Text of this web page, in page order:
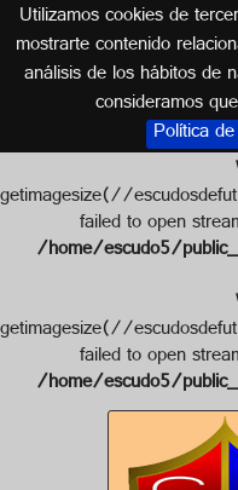
Utilizamos cookies de
mostrarte contenido
análisis de los hábitos de
consideramos
Política
Escudo de
CÁDIZ
getimagesize(//
failed to open
/home/escudo5/
getimagesize(//
failed to open
/home/escudo5/